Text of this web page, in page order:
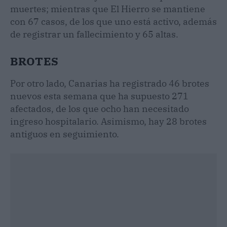
muertes; mientras que El Hierro se mantiene
con 67 casos, de los que uno está activo, además
de registrar un fallecimiento y 65 altas.
BROTES
Por otro lado, Canarias ha registrado 46 brotes
nuevos esta semana que ha supuesto 271
afectados, de los que ocho han necesitado
ingreso hospitalario. Asimismo, hay 28 brotes
antiguos en seguimiento.